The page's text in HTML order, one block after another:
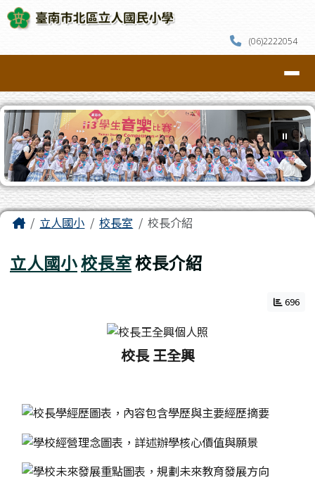
跳至主內容區
臺南市北區立人國民小學
(06)2222054
⏸
主內容區域
Home立人國小 校長室 校長介紹
立人國小校長室校長介紹
696
校長 王全興
頁尾區域